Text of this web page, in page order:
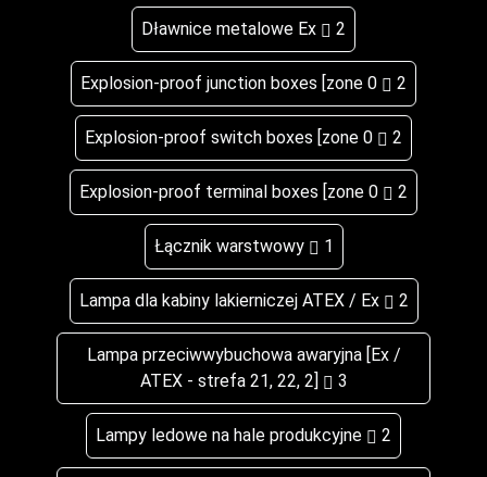
Dławnice metalowe Ex 2
Explosion-proof junction boxes [zone 0 2
Explosion-proof switch boxes [zone 0 2
Explosion-proof terminal boxes [zone 0 2
Łącznik warstwowy 1
Lampa dla kabiny lakierniczej ATEX / Ex 2
Lampa przeciwwybuchowa awaryjna [Ex /
ATEX - strefa 21, 22, 2]
3
Lampy ledowe na hale produkcyjne 2